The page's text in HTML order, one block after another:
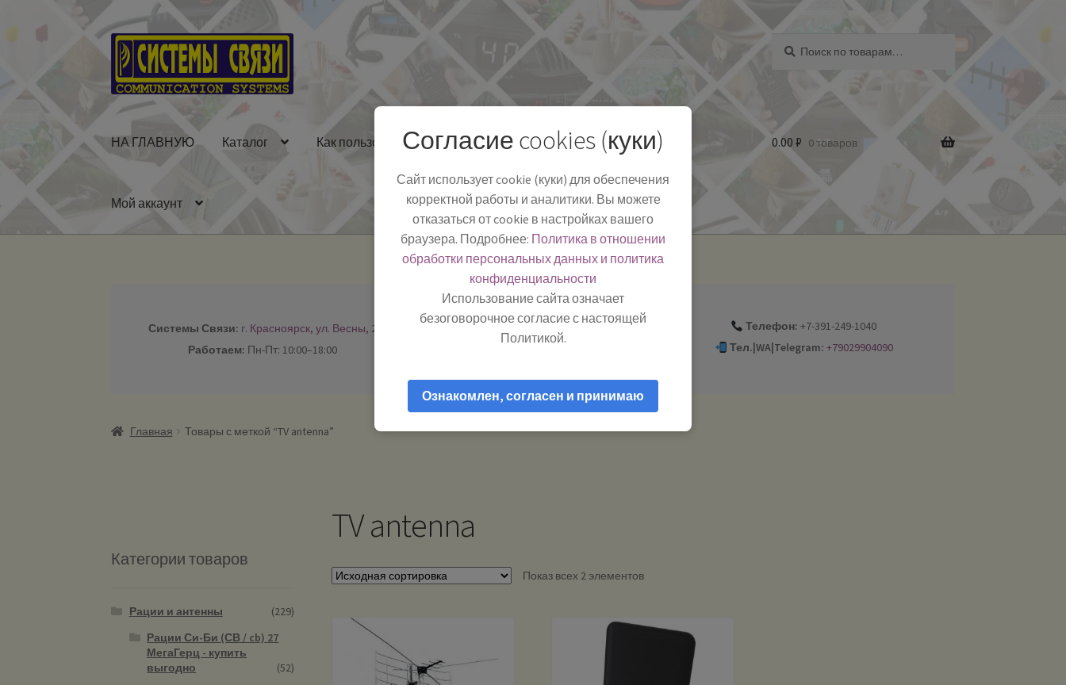
Перейти
к
навигации
Перейти
к
содержимому
НА ГЛАВНУЮ Каталог Как пользоваться Полезная информация БЛОГ
Мой аккаунт
0.00 ₽ 0 товаров
Системы Связи: г. Красноярск, ул. Весны, 2
Работаем: Пн-Пт: 10:00–18:00
-
Телефон: +7-391-249-1040
Тел.|WA|Telegram: +79029904090
Главная Товары с меткой “TV antenna”
TV antenna
Показ всех 2 элементов
Категории товаров
Рации и антенны
(229)
Рации Си-Би (СВ / cb) 27
МегаГерц - купить
выгодно
(52)
Согласие cookies (куки)
Сайт использует cookie (куки) для обеспечения
корректной работы и аналитики. Вы можете
отказаться от cookie в настройках вашего
браузера. Подробнее: Политика в отношении
обработки персональных данных и политика
конфиденциальности
Использование сайта означает
безоговорочное согласие с настоящей
Политикой.
Ознакомлен, согласен и принимаю